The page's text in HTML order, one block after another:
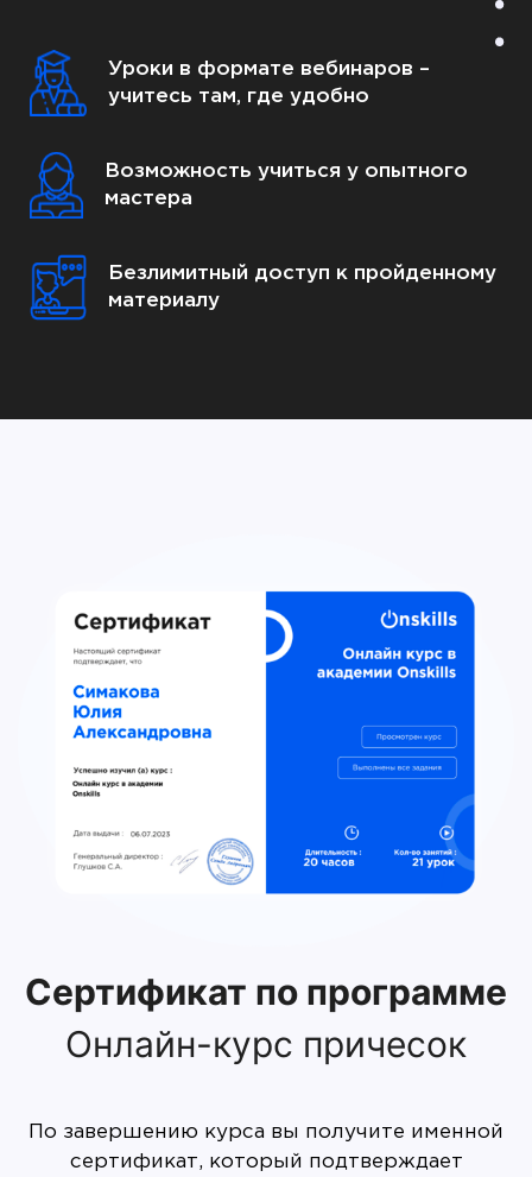
Уроки в формате вебинаров –
учитесь там, где удобно
Возможность учиться у опытного
мастера
Безлимитный доступ к пройденному
материалу
Сертификат по программе
Онлайн-курс причесок
По завершению курса вы получите именной
сертификат, который подтверждает